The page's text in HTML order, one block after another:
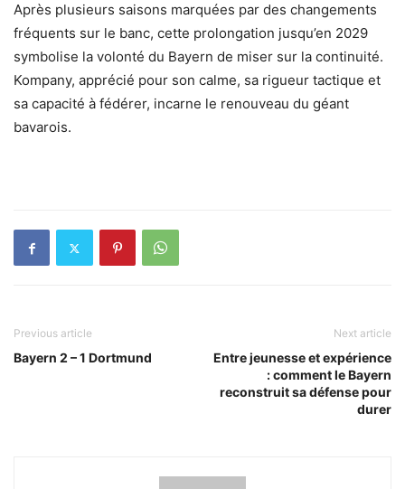
Après plusieurs saisons marquées par des changements
fréquents sur le banc, cette prolongation jusqu’en 2029
symbolise la volonté du Bayern de miser sur la continuité.
Kompany, apprécié pour son calme, sa rigueur tactique et
sa capacité à fédérer, incarne le renouveau du géant
bavarois.
Previous article
Bayern 2 – 1 Dortmund
Next article
Entre jeunesse et expérience
: comment le Bayern
reconstruit sa défense pour
durer